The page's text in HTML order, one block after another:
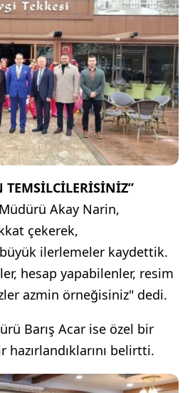
Akay Narin,
çekerek,
büyük ilerlemeler kaydettik.
hesap yapabilenler, resim
azmin örneğisiniz" dedi.
Barış Acar ise özel bir
belirtti.